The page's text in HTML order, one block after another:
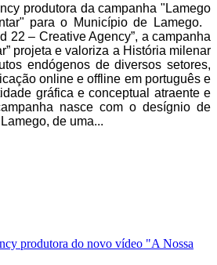
produtora da campanha "Lamego
para o Município de Lamego.
22 – Creative Agency”, a campanha
projeta e valoriza a História milenar
endógenos de diversos setores,
online e offline em português e
gráfica e conceptual atraente e
nasce com o desígnio de
de uma...